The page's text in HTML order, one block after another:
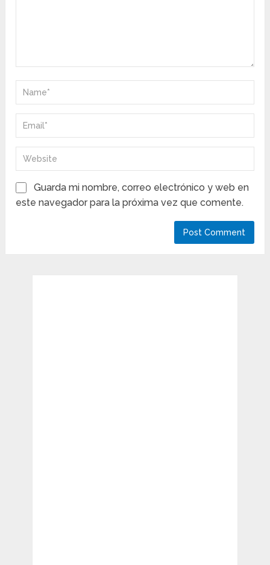
Guarda mi nombre, correo electrónico y web en
este navegador para la próxima vez que comente.